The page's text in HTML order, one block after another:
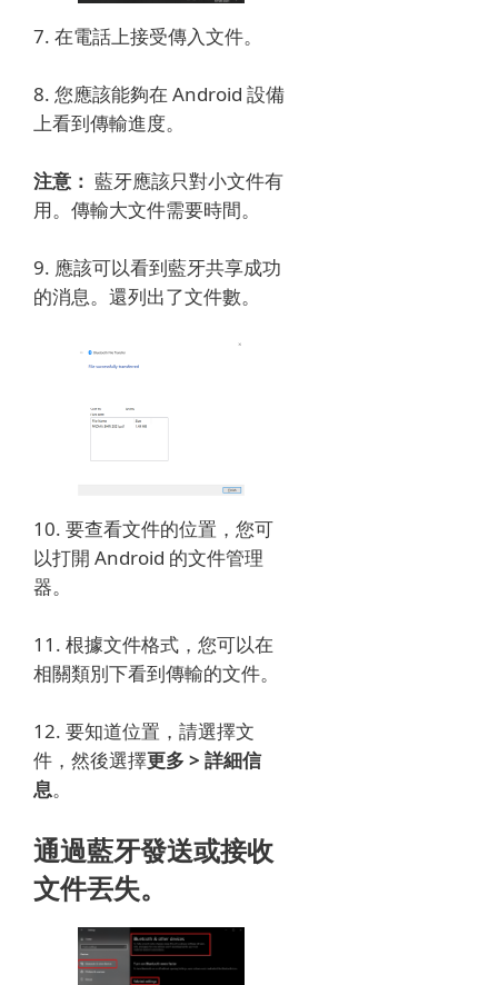
7. 在電話上接受傳入文件。
8. 您應該能夠在 Android 設備
上看到傳輸進度。
注意： 藍牙應該只對小文件有
用。 傳輸大文件需要時間。
9. 應該可以看到藍牙共享成功
的消息。 還列出了文件數。
10. 要查看文件的位置，您可
以打開 Android 的文件管理
器。
11. 根據文件格式，您可以在
相關類別下看到傳輸的文件。
12. 要知道位置，請選擇文
件，然後選擇更多 > 詳細信
息。
通過藍牙發送或接收
文件丟失。